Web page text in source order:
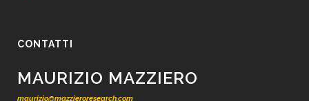
CONTATTI
MAURIZIO MAZZIERO
maurizio@mazzieroresearch.com